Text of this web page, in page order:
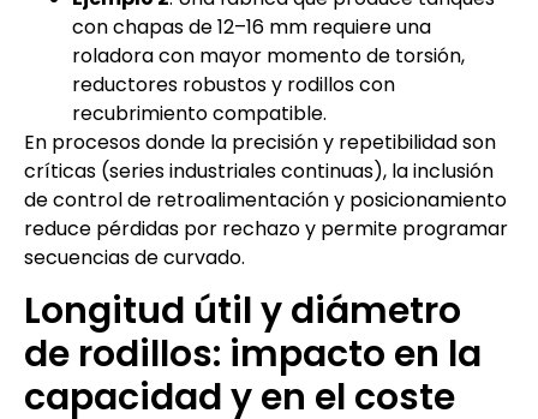
con chapas de 12–16 mm requiere una
roladora con mayor momento de torsión,
reductores robustos y rodillos con
recubrimiento compatible.
En procesos donde la precisión y repetibilidad son
críticas (series industriales continuas), la inclusión
de control de retroalimentación y posicionamiento
reduce pérdidas por rechazo y permite programar
secuencias de curvado.
Longitud útil y diámetro
de rodillos: impacto en la
capacidad y en el coste